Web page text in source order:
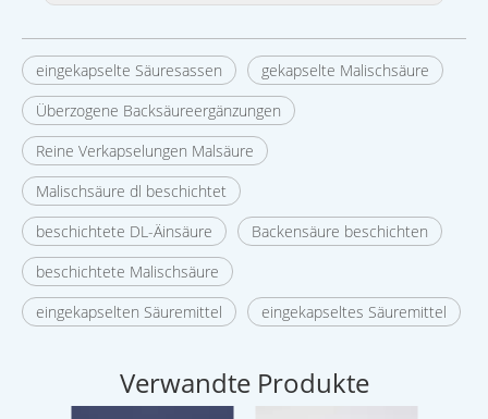
eingekapselte Säuresassen
gekapselte Malischsäure
Überzogene Backsäureergänzungen
Reine Verkapselungen Malsäure
Malischsäure dl beschichtet
beschichtete DL-Äinsäure
Backensäure beschichten
beschichtete Malischsäure
eingekapselten Säuremittel
eingekapseltes Säuremittel
Verwandte Produkte